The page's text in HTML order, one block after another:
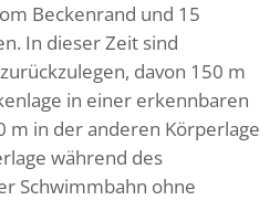
Beckenrand und 15
In dieser Zeit sind
davon 150 m
in einer erkennbaren
m in der anderen Körperlage
während des
Schwimmbahn ohne